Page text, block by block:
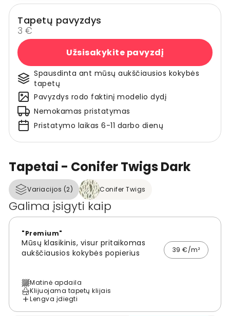
Tapetai - Conifer Twigs Dark
Variacijos (2) Conifer Twigs
Galima įsigyti kaip
"Premium"
Mūsų klasikinis, visur pritaikomas
aukščiausios kokybės popierius
39 €/m²
Matinė apdaila
Klijuojama tapetų klijais
Lengva įdiegti
Tapetų pavyzdys
3 €
Užsisakykite pavyzdį
Spausdinta ant mūsų aukščiausios kokybės
tapetų
Pavyzdys rodo faktinį modelio dydį
Nemokamas pristatymas
Pristatymo laikas 6-11 darbo dienų